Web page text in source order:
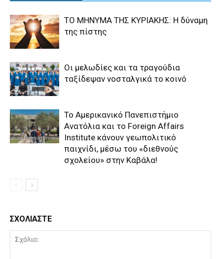
ΤΟ ΜΗΝΥΜΑ ΤΗΣ ΚΥΡΙΑΚΗΣ: Η δύναμη
της πίστης
Οι μελωδίες και τα τραγούδια
ταξίδεψαν νοσταλγικά το κοινό
Το Αμερικανικό Πανεπιστήμιο
Ανατόλια και το Foreign Affairs
Institute κάνουν γεωπολιτικό
παιχνίδι, μέσω του «διεθνούς
σχολείου» στην Καβάλα!
ΣΧΟΛΙΑΣΤΕ